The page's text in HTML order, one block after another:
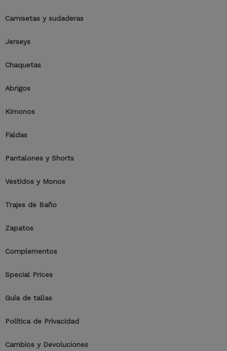
Camisetas y sudaderas
Jerseys
Chaquetas
Abrigos
Kimonos
Faldas
Pantalones y Shorts
Vestidos y Monos
Trajes de Baño
Zapatos
Complementos
Special Prices
Guía de tallas
Política de Privacidad
Cambios y Devoluciones